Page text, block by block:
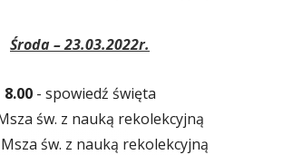
Środa – 23.03.2022r.
8.00- spowiedź święta
św. z nauką rekolekcyjną
św. z nauką rekolekcyjną